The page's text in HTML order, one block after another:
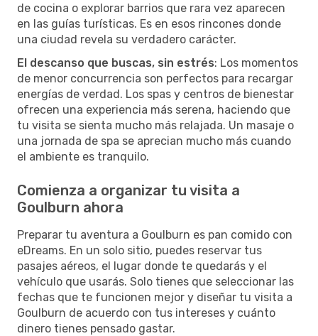
de cocina o explorar barrios que rara vez aparecen
en las guías turísticas. Es en esos rincones donde
una ciudad revela su verdadero carácter.
El descanso que buscas, sin estrés: Los momentos
de menor concurrencia son perfectos para recargar
energías de verdad. Los spas y centros de bienestar
ofrecen una experiencia más serena, haciendo que
tu visita se sienta mucho más relajada. Un masaje o
una jornada de spa se aprecian mucho más cuando
el ambiente es tranquilo.
Comienza a organizar tu visita a
Goulburn ahora
Preparar tu aventura a Goulburn es pan comido con
eDreams. En un solo sitio, puedes reservar tus
pasajes aéreos, el lugar donde te quedarás y el
vehículo que usarás. Solo tienes que seleccionar las
fechas que te funcionen mejor y diseñar tu visita a
Goulburn de acuerdo con tus intereses y cuánto
dinero tienes pensado gastar.